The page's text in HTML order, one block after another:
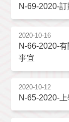
N-69-2020-
2020-10-16
N-66-2020-
事宜
2020-10-12
N-65-2020-